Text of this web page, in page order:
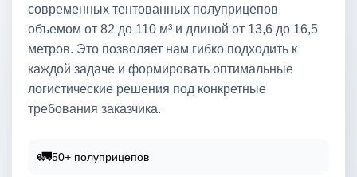
современных тентованных полуприцепов
объемом от 82 до 110 м³ и длиной от 13,6 до 16,5
метров. Это позволяет нам гибко подходить к
каждой задаче и формировать оптимальные
логистические решения под конкретные
требования заказчика.
🚛50+ полуприцепов